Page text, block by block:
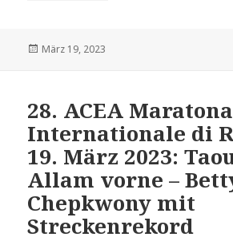
Veröffentlicht
März 19, 2023
28. ACEA Maratona
Internationale di
19. März 2023:
Allam vorne –
Chepkwony mit
Streckenrekord